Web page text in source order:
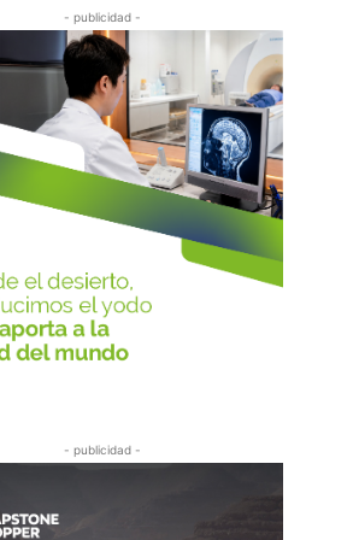
- publicidad -
- publicidad -